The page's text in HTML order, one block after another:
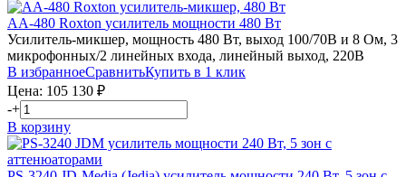
AA-480 Roxton усилитель мощности 480 Вт
Усилитель-микшер, мощность 480 Вт, выход 100/70В и 8 Ом, 3
микрофонных/2 линейных входа, линейный выход, 220В
В избранноеСравнитьКупить в 1 клик
Цена: 105 130 ₽
-+
В корзину